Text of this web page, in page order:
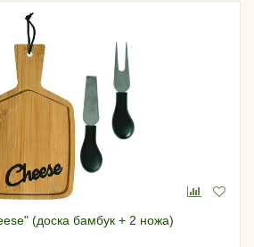
(доска бамбук + 2 ножа)